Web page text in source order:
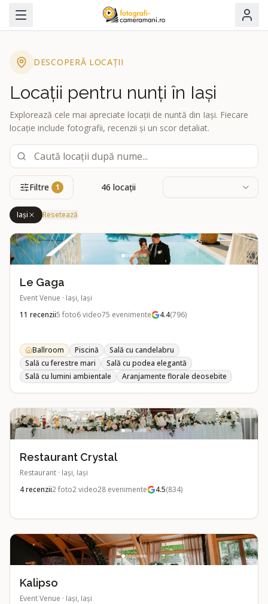
DESCOPERĂ LOCAȚII
Locații pentru nunți în Iași
Explorează cele mai apreciate locații de nuntă din Iași. Fiecare
locație include fotografii, recenzii și un scor detaliat.
Filtre 1 46 locații
Iași Resetează
Le Gaga
Event Venue · Iași, Iași
11 recenzii5 foto6video75 evenimente 4.4(796)
Ballroom Piscină
Sală cu candelabru
Sală cu ferestre mari
Sală cu podea elegantă
Sală cu lumini ambientale
Aranjamente florale deosebite
Restaurant Crystal
Restaurant · Iași, Iași
4recenzii2foto2video28 evenimente 4.5(834)
Kalipso
Event Venue · Iași, Iași